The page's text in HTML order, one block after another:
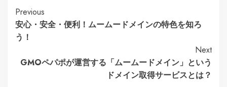
Continue
Reading
Previous
安心・安全・便利！ムームードメインの特色を知ろ
う！
Next
GMOペパポが運営する「ムームードメイン」という
ドメイン取得サービスとは？